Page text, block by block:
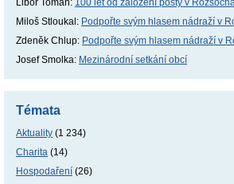
Libor Toman: 100 let od založení pošty v
Miloš Stloukal : Podpořte svým hlasem nádraží v
Zdeněk Chlup: Podpořte svým hlasem nádraží v
Josef Smolka: Mezinárodní setkání obcí
Témata
Aktuality (1 234)
Charita (14)
Hospodaření (26)